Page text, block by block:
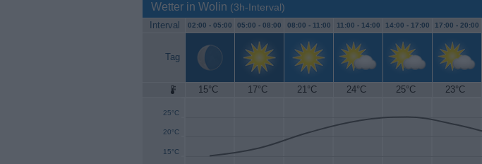
Wetter in Wolin (3h-Interval)
Interval 02:00 - 05:00 05:00 - 08:00 08:00 - 11:00 11:00 - 14:00 14:00 - 17:00 17:00 - 20:00
Tag
15°C 17°C 21°C 24°C 25°C 23°C
15°C
20°C
25°C
30°C